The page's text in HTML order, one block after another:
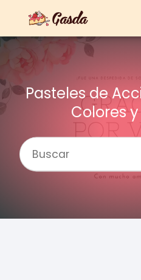
Pasteles de
Colores